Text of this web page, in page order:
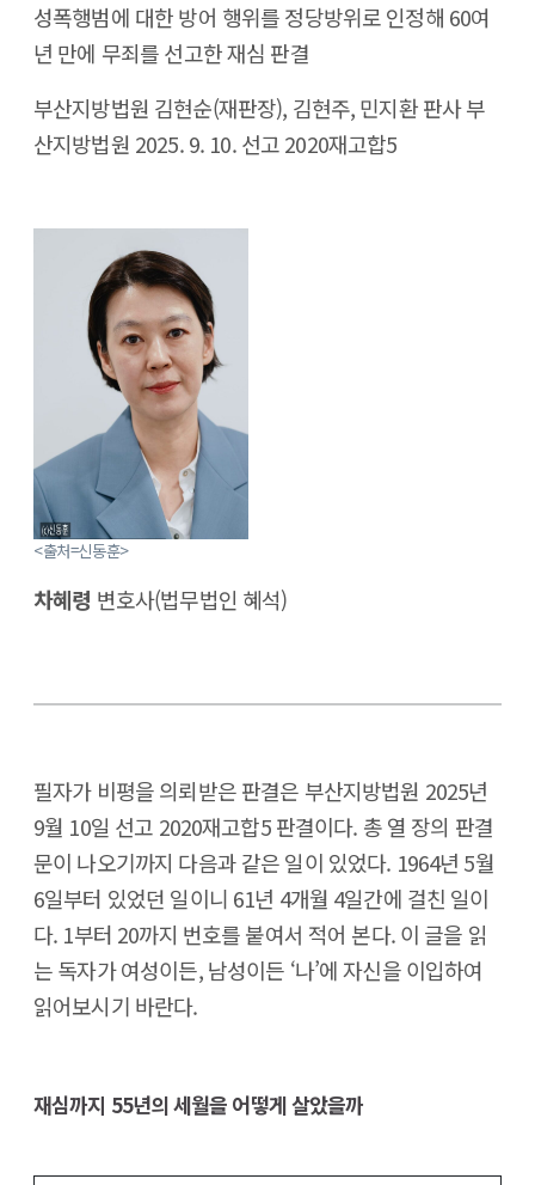
성폭행범에 대한 방어 행위를 정당방위로 인정해 60여
년 만에 무죄를 선고한 재심 판결
부산지방법원 김현순(재판장), 김현주, 민지환 판사 부
산지방법원 2025. 9. 10. 선고 2020재고합5
<출처=신동훈>
차혜령 변호사(법무법인 혜석)
필자가 비평을 의뢰받은 판결은 부산지방법원 2025년
9월 10일 선고 2020재고합5 판결이다. 총 열 장의 판결
문이 나오기까지 다음과 같은 일이 있었다. 1964년 5월
6일부터 있었던 일이니 61년 4개월 4일간에 걸친 일이
다. 1부터 20까지 번호를 붙여서 적어 본다. 이 글을 읽
는 독자가 여성이든, 남성이든 ‘나’에 자신을 이입하여
읽어보시기 바란다.
재심까지 55년의 세월을 어떻게 살았을까